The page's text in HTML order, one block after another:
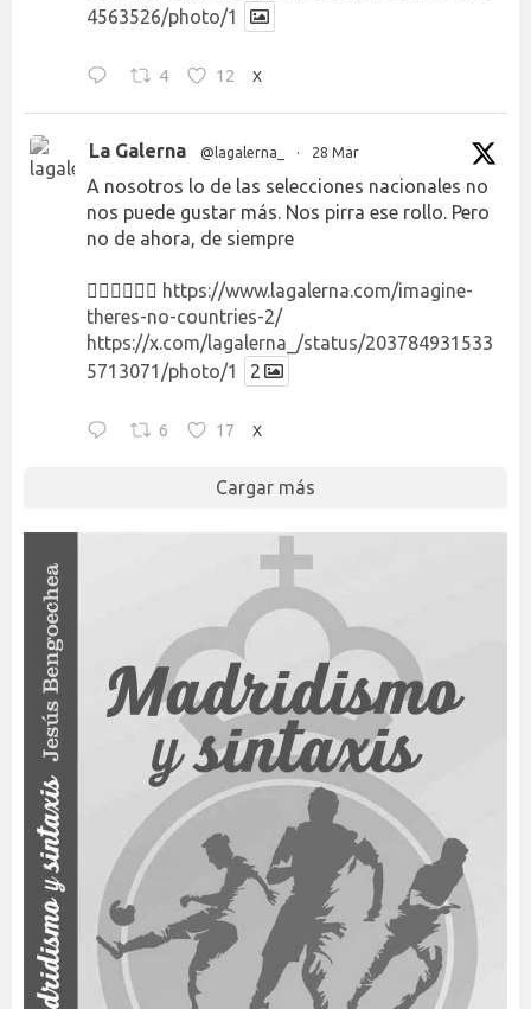
4563526/photo/1
4 12 X
La Galerna @lagalerna_ · 28 Mar
A nosotros lo de las selecciones nacionales no
nos puede gustar más. Nos pirra ese rollo. Pero
no de ahora, de siempre
👉🏻👉🏻👉🏻 https://www.lagalerna.com/imagine-
theres-no-countries-2/
https://x.com/lagalerna_/status/203784931533
5713071/photo/1
2
6 17 X
Cargar más